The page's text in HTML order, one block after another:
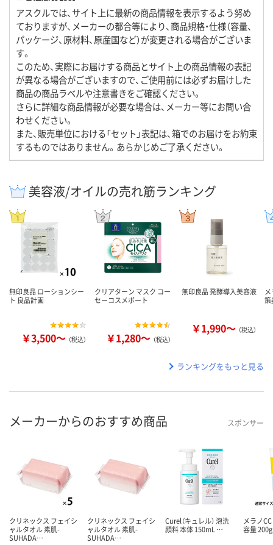
アスクルでは、サイト上に最新の商品情報を表示するよう努め
ておりますが、メーカーの都合等により、商品規格・仕様（容量、
パッケージ、原材料、原産国など）が変更される場合がございま
す。
このため、実際にお届けする商品とサイト上の商品情報の表記
が異なる場合がございますので、ご使用前には必ずお届けした
商品の商品ラベルや注意書きをご確認ください。
さらに詳細な商品情報が必要な場合は、メーカー等にお問い合
わせください。
また、販売単位における「セット」表記は、箱でのお届けをお約束
するものではありません。あらかじめご了承ください。
美容液/オイルの売れ筋ランキング
無印良品 ローションシー
ト 良品計画
￥3,500～ （税込）
クリアターン マスク コー
セーコスメポート
￥1,280～ （税込）
無印良品 発酵導入美容液
￥1,990～ （税込）
策
ランキングをもっと見る
メーカーからのおすすめ商品 スポンサー
クリネックス フェイシ
ャルタオル 素肌-
SUHADA…
クリネックス フェイシ
ャルタオル 素肌-
SUHADA…
Curel（キュレル） 泡洗
顔料 本体 150mL …
メラノ
容量